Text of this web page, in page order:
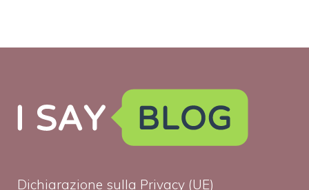
Dichiarazione sulla Privacy (UE)